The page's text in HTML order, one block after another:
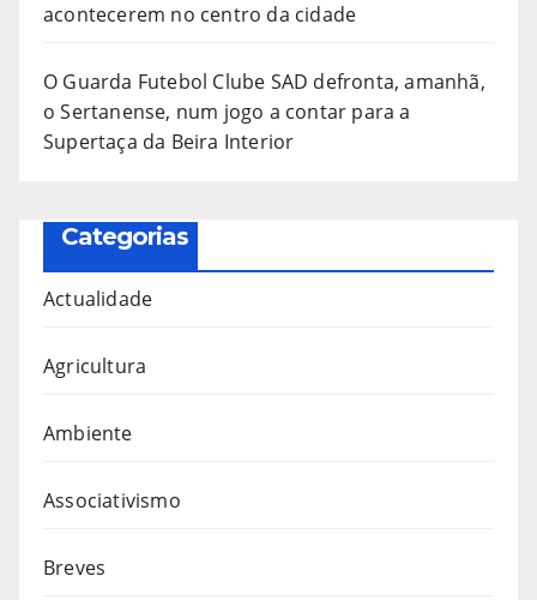
acontecerem no centro da cidade
O Guarda Futebol Clube SAD defronta, amanhã,
o Sertanense, num jogo a contar para a
Supertaça da Beira Interior
Categorias
Actualidade
Agricultura
Ambiente
Associativismo
Breves